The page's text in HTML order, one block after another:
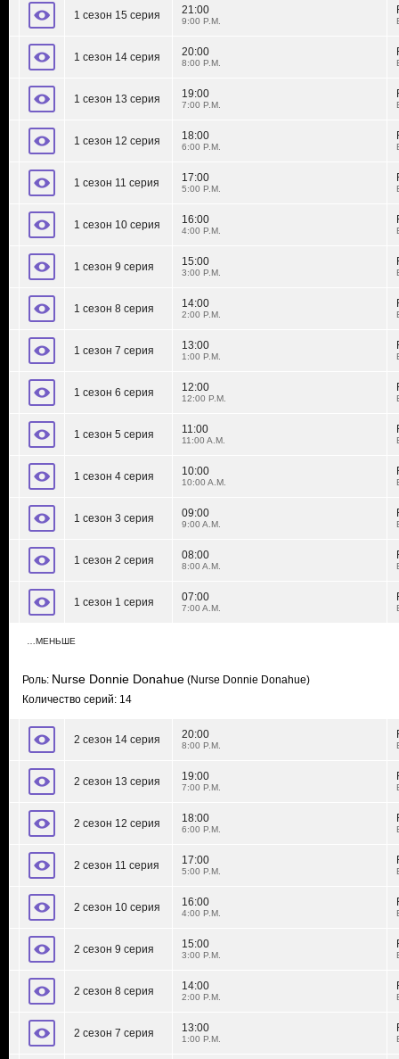
1 сезон 15 серия 21:00
9:00 P.M.
1 сезон 14 серия 20:00
8:00 P.M.
1 сезон 13 серия 19:00
7:00 P.M.
1 сезон 12 серия 18:00
6:00 P.M.
1 сезон 11 серия 17:00
5:00 P.M.
1 сезон 10 серия 16:00
4:00 P.M.
1 сезон 9 серия 15:00
3:00 P.M.
1 сезон 8 серия 14:00
2:00 P.M.
1 сезон 7 серия 13:00
1:00 P.M.
1 сезон 6 серия 12:00
12:00 P.M.
1 сезон 5 серия 11:00
11:00 A.M.
1 сезон 4 серия 10:00
10:00 A.M.
1 сезон 3 серия 09:00
9:00 A.M.
1 сезон 2 серия 08:00
8:00 A.M.
1 сезон 1 серия 07:00
7:00 A.M.
…МЕНЬШЕ
Роль: Nurse Donnie Donahue (Nurse Donnie Donahue)
Количество серий: 14
2 сезон 14 серия 20:00
8:00 P.M.
2 сезон 13 серия 19:00
7:00 P.M.
2 сезон 12 серия 18:00
6:00 P.M.
2 сезон 11 серия 17:00
5:00 P.M.
2 сезон 10 серия 16:00
4:00 P.M.
2 сезон 9 серия 15:00
3:00 P.M.
2 сезон 8 серия 14:00
2:00 P.M.
2 сезон 7 серия 13:00
1:00 P.M.